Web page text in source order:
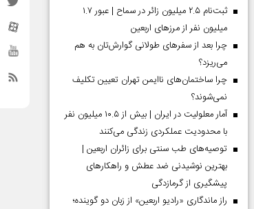
ثبت‌نام ۲.۵ میلیون زائر در سماح | عبور ۱.۷
میلیون نفر از مرز‌های اربعین
چرا بعد از سفرهای طولانی گوارش‌تان به هم
می‌ریزد؟
چرا ساختمان‌های ناایمن تهران تعیین تکلیف
نمی‌شوند؟
آمار معلولیت در ایران | بیش از ۱۰.۵ میلیون نفر
با محدودیت عملکردی زندگی می‌کنند
توصیه‌های طب سنتی برای زائران اربعین |
بهترین نوشیدنی ضد عطش و راهکارهای
پیشگیری از گرمازدگی
راز ماندگاری «رادیو اربعین» از زبان دو گوینده؛